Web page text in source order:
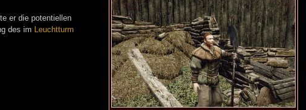
er die potentiellen
des im
Leuchtturm